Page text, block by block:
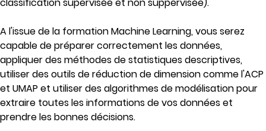
A l'issue de la formation Machine Learning, vous serez
capable de préparer correctement les données,
appliquer des méthodes de statistiques descriptives,
utiliser des outils de réduction de dimension comme l'ACP
et UMAP et utiliser des algorithmes de modélisation pour
extraire toutes les informations de vos données et
prendre les bonnes décisions.